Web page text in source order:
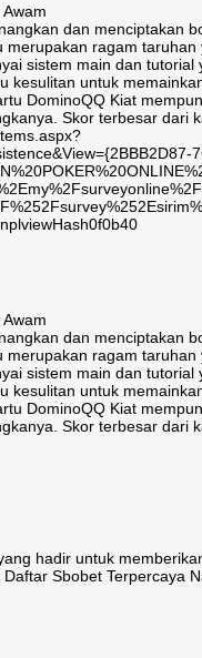
dan menciptakan
ragam taruhan
sistem main dan tutorial
untuk
DominoQQ Kiat
Skor terbesar dari
dan menciptakan
ragam taruhan
sistem main dan tutorial
untuk
DominoQQ Kiat
Skor terbesar dari
hadir untuk
Sbobet Terpercaya